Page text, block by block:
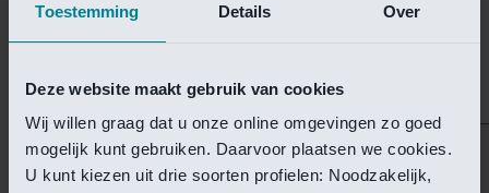
Toestemming Details Over
Deze website maakt gebruik van cookies
Wij willen graag dat u onze online omgevingen zo goed
mogelijk kunt gebruiken. Daarvoor plaatsen we cookies.
U kunt kiezen uit drie soorten profielen: Noodzakelijk,
Helaas is deze pagina